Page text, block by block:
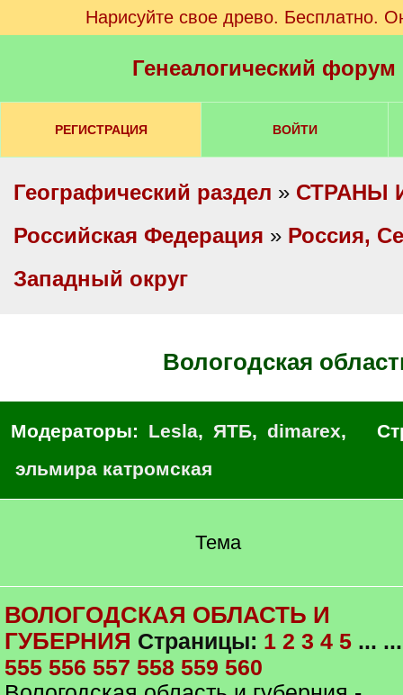
Нарисуйте свое древо. Бесплатно.
Генеалогический
РЕГИСТРАЦИЯ ВОЙТИ
Географический раздел » СТРАНЫ
Российская Федерация » Россия,
Западный округ
Вологодская
Модераторы: Lesla, ЯТБ, dimarex,
эльмира катромская
Тема
ВОЛОГОДСКАЯ ОБЛАСТЬ И
ГУБЕРНИЯ Страницы: 1 2 3 4 5 ... ...
555 556 557 558 559 560